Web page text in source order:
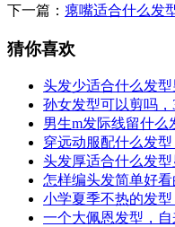
下一篇： 瘪嘴适合什么发
猜你喜欢
头发少适合什么发
孙女发型可以剪吗
男生m发际线留什么
穿远动服配什么发
头发厚适合什么发
怎样编头发简单好
小学夏季不热的发
一个大佩恩发型，